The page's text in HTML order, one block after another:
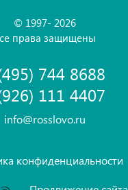
© 1997- 2026
права защищены
744 8688
111 4407
info@rosslovo.ru
конфиденциальности